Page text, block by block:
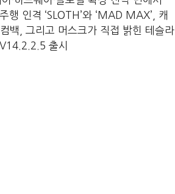
인격 ‘SLOTH’와 ‘MAD MAX’, 캐
백, 그리고 머스크가 직접 밝힌 테슬라
출시